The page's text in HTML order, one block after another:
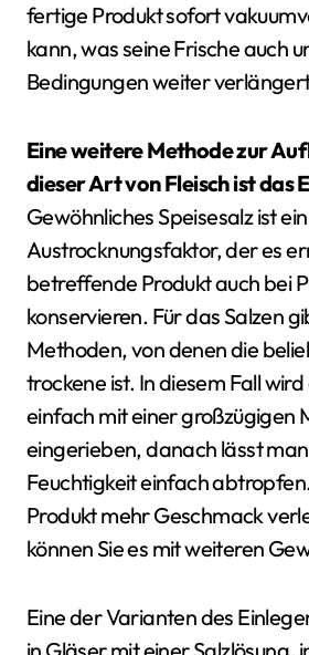
fertige Produkt sofort
kann, was seine Frische auch
Bedingungen weiter
Eine weitere Methode zur
dieser Art von Fleisch ist das
Gewöhnliches Speisesalz ist ein
Austrocknungsfaktor, der es
betreffende Produkt auch bei
konservieren. Für das Salzen
Methoden, von denen die
trockene ist. In diesem Fall
einfach mit einer großzügigen
eingerieben, danach lässt
Feuchtigkeit einfach
Produkt mehr Geschmack
können Sie es mit weiteren
Eine der Varianten des